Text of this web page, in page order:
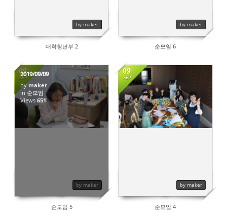
by maker
대학청년부 2
by maker
순모임 6
09
SEP
by maker
2019/09/09
by maker
in순모임
Views651
순모임 5
09
SEP
by maker
690
순모임 4